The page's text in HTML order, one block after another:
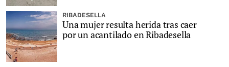
RIBADESELLA
Una mujer resulta herida tras caer
por un acantilado en Ribadesella